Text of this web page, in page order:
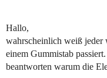
Hallo,
wahrscheinlich weiß jeder
einem Gummistab
beantworten warum die